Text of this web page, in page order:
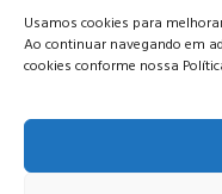
Usamos cookies para
Ao continuar navegando em
cookies conforme nossa
Alameda Oscar
Serra - Nova
CONTATO: